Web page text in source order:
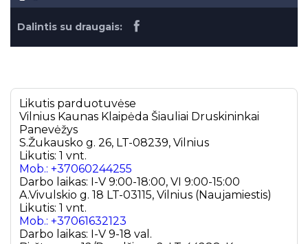
Dalintis su draugais:
Likutis parduotuvėse
Vilnius Kaunas Klaipėda Šiauliai Druskininkai
Panevėžys
S.Žukausko g. 26, LT-08239, Vilnius
Likutis: 1 vnt.
Mob.: +37060244255
Darbo laikas: I-V 9:00-18:00, VI 9:00-15:00
A.Vivulskio g. 18 LT-03115, Vilnius (Naujamiestis)
Likutis: 1 vnt.
Mob.: +37061632123
Darbo laikas: I-V 9-18 val.